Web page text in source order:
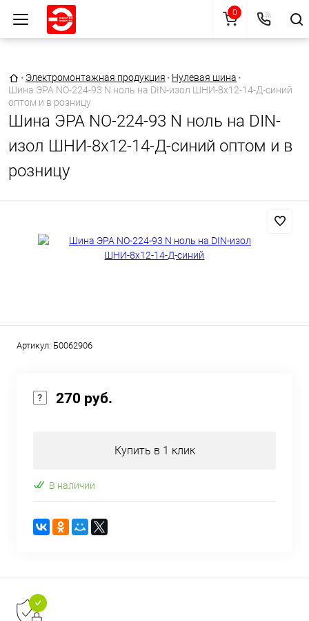
Главная страница
• Электромонтажная продукция • Нулевая шина •
Шина ЭРА NO-224-93 N ноль на DIN-изол ШНИ-8х12-14-Д-синий
оптом и в розницу
Шина ЭРА NO-224-93 N ноль на DIN-
изол ШНИ-8х12-14-Д-синий оптом и в
розницу
Артикул: Б0062906
270 руб.
Купить в 1 клик
В наличии
0